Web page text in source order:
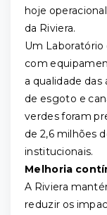
hoje
da Riviera.
Um
com
a qualidade
de esgoto e
verdes foram
de 2,6 milhões
institucionais.
Melhoria
A Riviera
reduzir os